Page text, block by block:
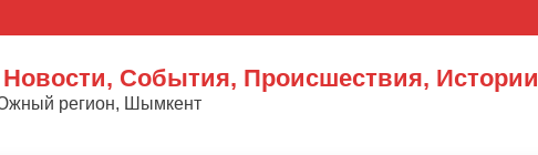
Новости, События, Происшествия, Истории
регион, Шымкент